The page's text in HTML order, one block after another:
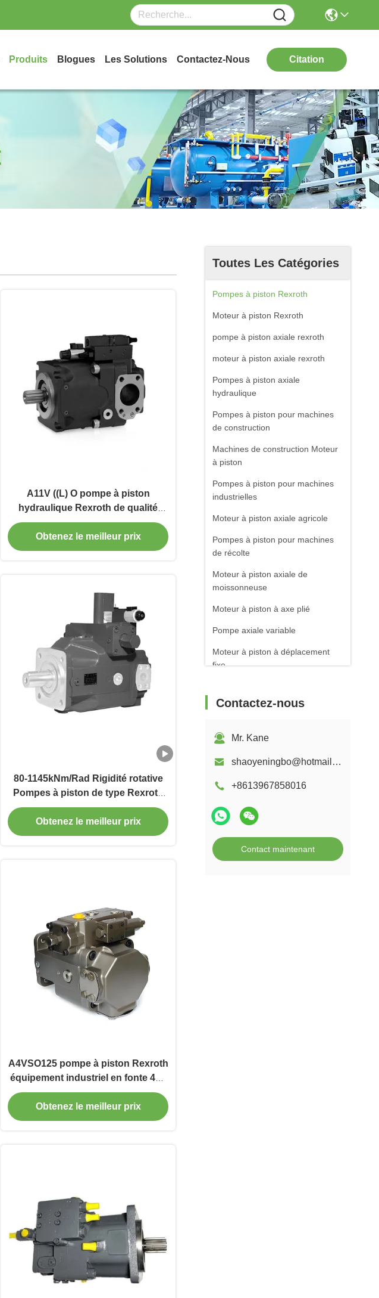
Produits Blogues Les Solutions Contactez-Nous Citation
Toutes Les Catégories
Pompes à piston Rexroth
Moteur à piston Rexroth
pompe à piston axiale rexroth
moteur à piston axiale rexroth
Pompes à piston axiale
hydraulique
Pompes à piston pour machines
de construction
Machines de construction Moteur
à piston
Pompes à piston pour machines
industrielles
Moteur à piston axiale agricole
Pompes à piston pour machines
de récolte
Moteur à piston axiale de
moissonneuse
Moteur à piston à axe plié
Pompe axiale variable
Moteur à piston à déplacement
fixe
hydraulique
conservation de l'eau
Contactez-nous
Mr. Kane
shaoyeningbo@hotmail.com
+8613967858016
Contact maintenant
A11V ((L) O pompe à piston
hydraulique Rexroth de qualité
industrielle SAE
Obtenez le meilleur prix
80-1145kNm/Rad Rigidité rotative
Pompes à piston de type Rexroth
pour un contrôle précis
Obtenez le meilleur prix
A4VSO125 pompe à piston Rexroth
équipement industriel en fonte 400
bar pression
Obtenez le meilleur prix